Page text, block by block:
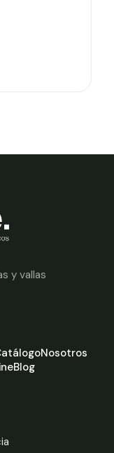
y vallas
Nosotros
Blog